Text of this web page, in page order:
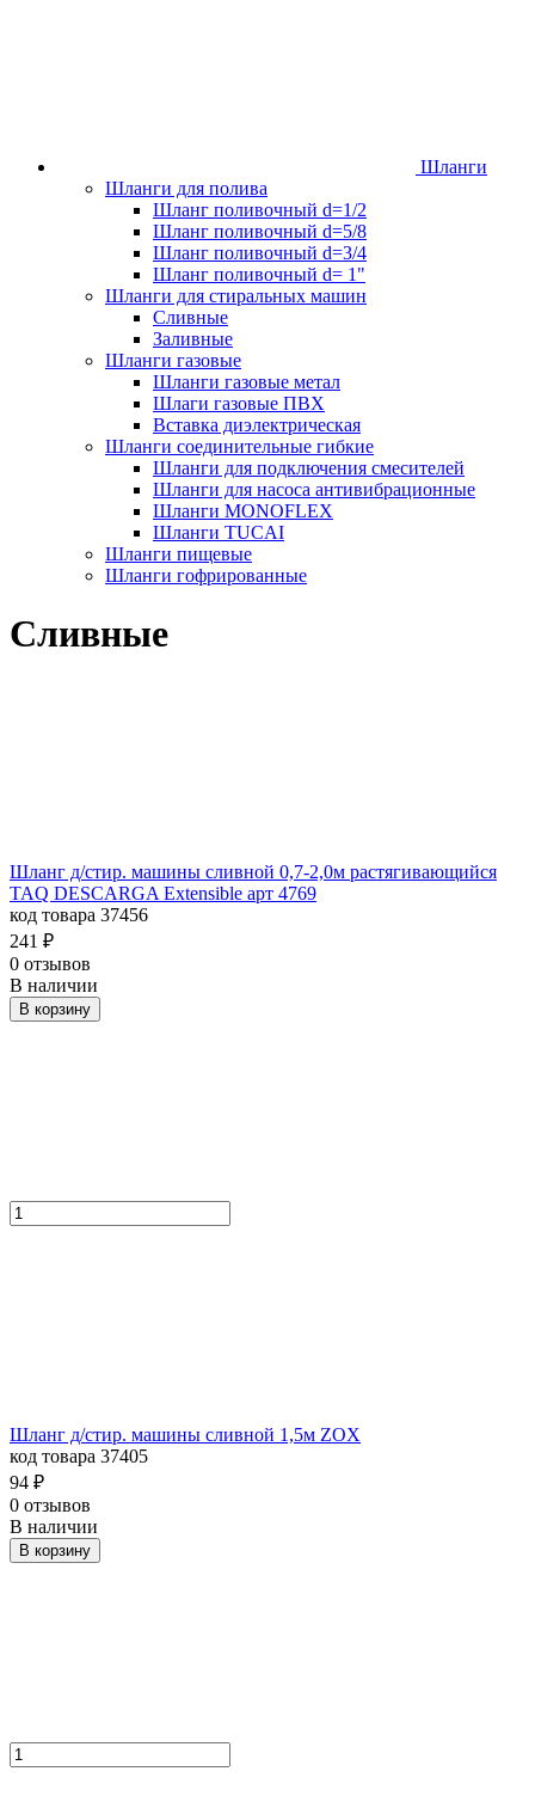
Шланги
Шланги для полива
Шланг поливочный d=1/2
Шланг поливочный d=5/8
Шланг поливочный d=3/4
Шланг поливочный d= 1"
Шланги для стиральных машин
Сливные
Заливные
Шланги газовые
Шланги газовые метал
Шлаги газовые ПВХ
Вставка диэлектрическая
Шланги соединительные гибкие
Шланги для подключения смесителей
Шланги для насоса антивибрационные
Шланги MONOFLEX
Шланги TUCAI
Шланги пищевые
Шланги гофрированные
Сливные
Шланг д/стир. машины сливной 0,7-2,0м растягивающийся
TAQ DESCARGA Extensible арт 4769
код товара 37456
241 ₽
0 отзывов
В наличии
В корзину
Шланг д/стир. машины сливной 1,5м ZOX
код товара 37405
94 ₽
0 отзывов
В наличии
В корзину